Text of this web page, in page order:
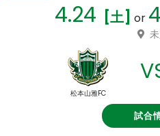
4.24 [土] or
松本山雅FC
試合